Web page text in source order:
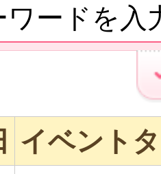
向けボ
イベント